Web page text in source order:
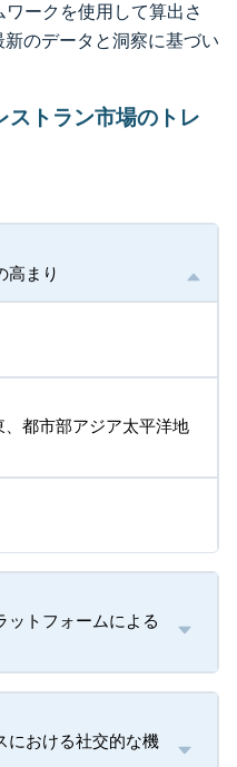
ークを使用して算出さ
のデータと洞察に基づい
ストラン市場のトレ
高まり
都市部アジア太平洋地
ットフォームによる
における社交的な機